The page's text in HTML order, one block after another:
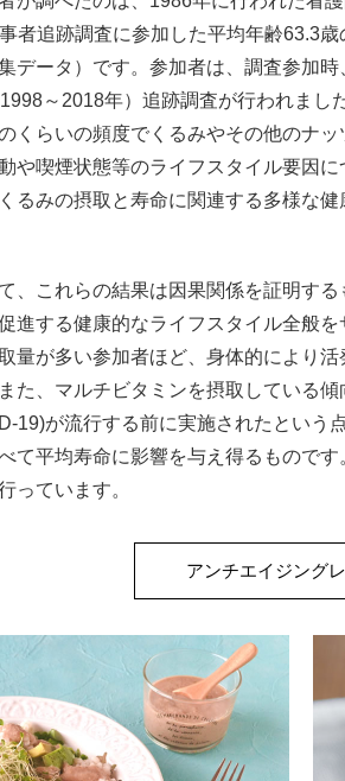
者追跡調査に参加した平均年齢63.3
データ）です。参加者は、調査参加
～2018年）追跡調査が行われまし
くらいの頻度でくるみやその他のナ
や喫煙状態等のライフスタイル要因
るみの摂取と寿命に関連する多様な
、これらの結果は因果関係を証明す
進する健康的なライフスタイル全般
量が多い参加者ほど、身体的により
た、マルチビタミンを摂取している
19)が流行する前に実施されたという
て平均寿命に影響を与え得るもので
っています。
アンチエイジング